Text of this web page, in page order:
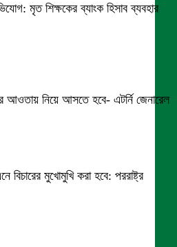
মৃত শিক্ষকের ব্যাংক হিসাব ব্যবহার
নিয়ে আসতে হবে- এটর্নি জেনারেল
বিচারের মুখোমুখি করা হবে: পররাষ্ট্র